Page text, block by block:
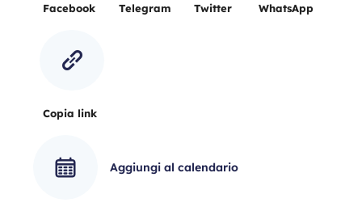
Facebook Telegram Twitter WhatsApp
Copia link
Aggiungi al calendario